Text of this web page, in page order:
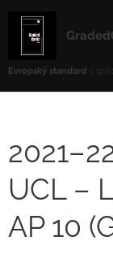
Evropský standard v
UCL –
AP 10